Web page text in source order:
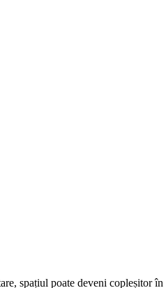
spațiul poate deveni copleșitor